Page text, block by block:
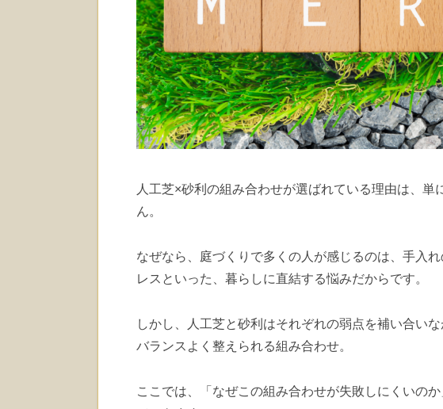
人工芝×砂利の組み合わせが選ばれている理由は、
ん。
なぜなら、庭づくりで多くの人が感じるのは、手入
レスといった、暮らしに直結する悩みだからです。
しかし、人工芝と砂利はそれぞれの弱点を補い合いな
バランスよく整えられる組み合わせ。
ここでは、「なぜこの組み合わせが失敗しにくいの